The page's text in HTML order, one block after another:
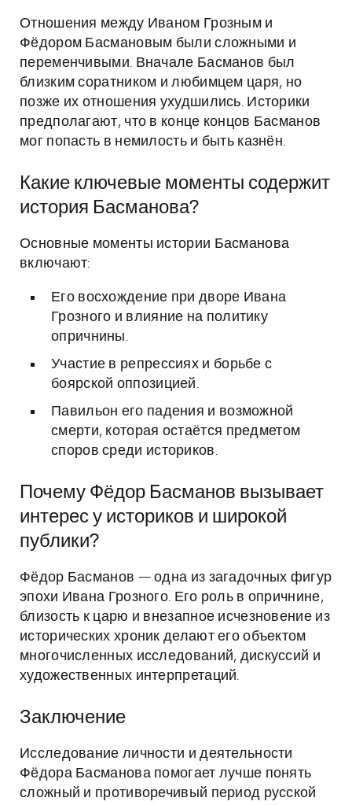
Отношения между Иваном Грозным и
Фёдором Басмановым были сложными и
переменчивыми. Вначале Басманов был
близким соратником и любимцем царя, но
позже их отношения ухудшились. Историки
предполагают, что в конце концов Басманов
мог попасть в немилость и быть казнён.
Какие ключевые моменты содержит
история Басманова?
Основные моменты истории Басманова
включают:
Его восхождение при дворе Ивана
Грозного и влияние на политику
опричнины.
Участие в репрессиях и борьбе с
боярской оппозицией.
Павильон его падения и возможной
смерти, которая остаётся предметом
споров среди историков.
Почему Фёдор Басманов вызывает
интерес у историков и широкой
публики?
Фёдор Басманов — одна из загадочных фигур
эпохи Ивана Грозного. Его роль в опричнине,
близость к царю и внезапное исчезновение из
исторических хроник делают его объектом
многочисленных исследований, дискуссий и
художественных интерпретаций.
Заключение
Исследование личности и деятельности
Фёдора Басманова помогает лучше понять
сложный и противоречивый период русской